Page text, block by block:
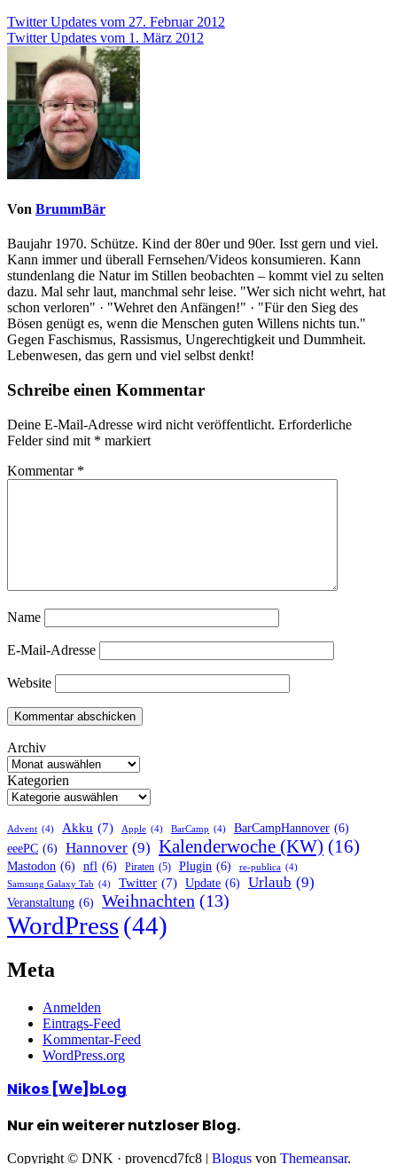
Beitragsnavigation
Twitter Updates vom 27. Februar 2012
Twitter Updates vom 1. März 2012
Von BrummBär
Baujahr 1970. Schütze. Kind der 80er und 90er. Isst gern und viel.
Kann immer und überall Fernsehen/Videos konsumieren. Kann
stundenlang die Natur im Stillen beobachten – kommt viel zu selten
dazu. Mal sehr laut, manchmal sehr leise. "Wer sich nicht wehrt, hat
schon verloren" · "Wehret den Anfängen!" · "Für den Sieg des
Bösen genügt es, wenn die Menschen guten Willens nichts tun."
Gegen Faschismus, Rassismus, Ungerechtigkeit und Dummheit.
Lebenwesen, das gern und viel selbst denkt!
Schreibe einen Kommentar
Deine E-Mail-Adresse wird nicht veröffentlicht. Erforderliche
Felder sind mit * markiert
Kommentar *
Name
E-Mail-Adresse
Website
Archiv
Kategorien
Advent (4) Akku (7) Apple (4) BarCamp (4) BarCampHannover (6)
eeePC (6) Hannover (9) Kalenderwoche (KW) (16)
Mastodon (6) nfl (6) Piraten (5) Plugin (6) re-publica (4)
Samsung Galaxy Tab (4) Twitter (7) Update (6) Urlaub (9)
Veranstaltung (6) Weihnachten (13)
WordPress(44)
Meta
Anmelden
Eintrags-Feed
Kommentar-Feed
WordPress.org
Nikos [We]bLog
Nur ein weiterer nutzloser Blog.
Copyright © DNK · provencd7fc8 | Blogus von Themeansar.